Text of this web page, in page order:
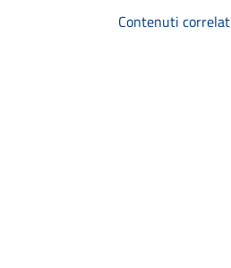
Contenuti